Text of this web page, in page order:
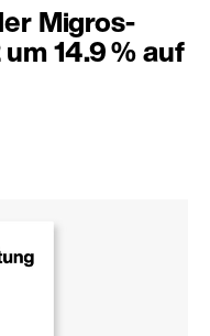
Migros-
14.9 % auf